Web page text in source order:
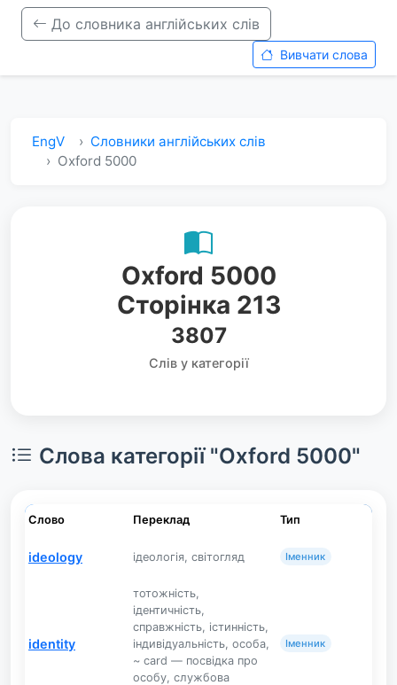
До словника англійських слів
Вивчати слова
EngV
Словники англійських слів
Oxford 5000
Oxford 5000
Сторінка 213
3807
Слів у категорії
Слова категорії "Oxford 5000"
Слово Переклад Тип
ideology ідеологія, світогляд Іменник
identity
тотожність,
ідентичність,
справжність, істинність,
індивідуальність, особа,
~ card — посвідка про
особу, службова
Іменник